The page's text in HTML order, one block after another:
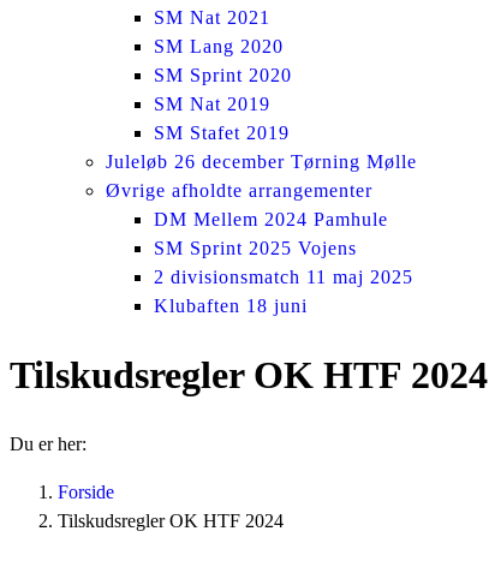
SM Nat 2021
SM Lang 2020
SM Sprint 2020
SM Nat 2019
SM Stafet 2019
Juleløb 26 december Tørning Mølle
Øvrige afholdte arrangementer
DM Mellem 2024 Pamhule
SM Sprint 2025 Vojens
2 divisionsmatch 11 maj 2025
Klubaften 18 juni
Tilskudsregler OK HTF 2024
Du er her:
Forside
Tilskudsregler OK HTF 2024